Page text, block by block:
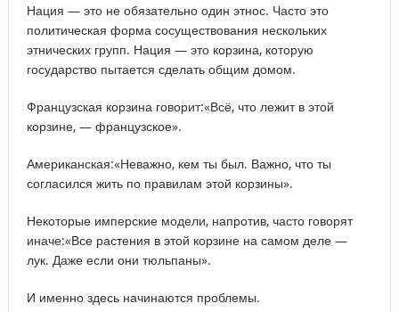
Нация — это не обязательно один этнос. Часто это
политическая форма сосуществования нескольких
этнических групп. Нация — это корзина, которую
государство пытается сделать общим домом.
Французская корзина говорит:«Всё, что лежит в этой
корзине, — французское».
Американская:«Неважно, кем ты был. Важно, что ты
согласился жить по правилам этой корзины».
Некоторые имперские модели, напротив, часто говорят
иначе:«Все растения в этой корзине на самом деле —
лук. Даже если они тюльпаны».
И именно здесь начинаются проблемы.